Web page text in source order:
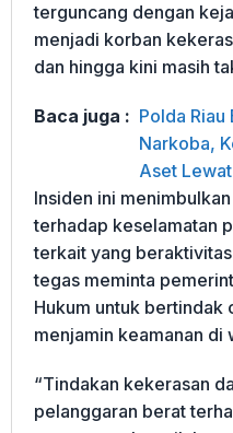
terguncang dengan
menjadi korban
dan hingga kini masih
Baca juga : Polda Riau
Narkoba,
Aset
Insiden ini
terhadap keselamatan
terkait yang
tegas meminta
Hukum untuk bertindak
menjamin keamanan di
“Tindakan kekerasan
pelanggaran berat